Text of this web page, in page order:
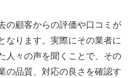
の顧客からの評価や口コミが
なります。実際にその業者に
人々の声を聞くことで、その
の品質、対応の良さを確認す